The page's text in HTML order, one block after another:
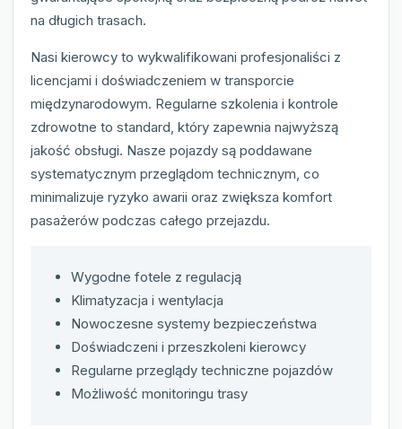
na długich trasach.
Nasi kierowcy to wykwalifikowani profesjonaliści z
licencjami i doświadczeniem w transporcie
międzynarodowym. Regularne szkolenia i kontrole
zdrowotne to standard, który zapewnia najwyższą
jakość obsługi. Nasze pojazdy są poddawane
systematycznym przeglądom technicznym, co
minimalizuje ryzyko awarii oraz zwiększa komfort
pasażerów podczas całego przejazdu.
Wygodne fotele z regulacją
Klimatyzacja i wentylacja
Nowoczesne systemy bezpieczeństwa
Doświadczeni i przeszkoleni kierowcy
Regularne przeglądy techniczne pojazdów
Możliwość monitoringu trasy